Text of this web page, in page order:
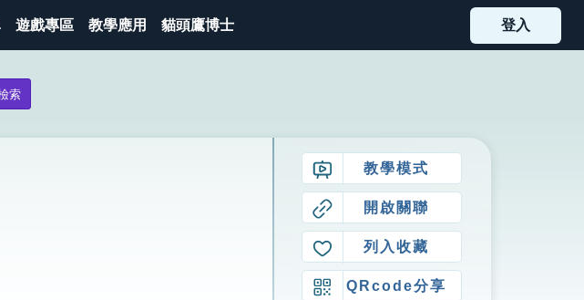
遊戲專區 教學應用 貓頭鷹博士 登入
索
教學模式
開啟關聯
列入收藏
QRcode分享